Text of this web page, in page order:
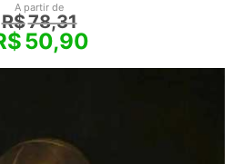
A partir de
R$78,31
50,90